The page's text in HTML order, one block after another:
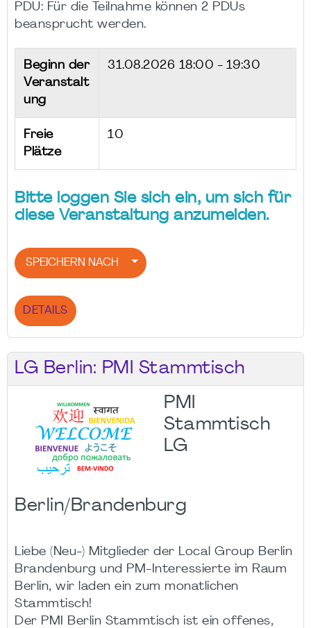
PDU: Für die Teilnahme können 2 PDUs
beansprucht werden.
Beginn der
Veranstalt
ung
31.08.2026 18:00 - 19:30
Freie
Plätze
10
Bitte loggen Sie sich ein, um sich für
diese Veranstaltung anzumelden.
SPEICHERN NACH
DETAILS
LG Berlin: PMI Stammtisch
PMI
Stammtisch
LG
Berlin/Brandenburg
Liebe (Neu-) Mitglieder der Local Group Berlin
Brandenburg und PM-Interessierte im Raum
Berlin, wir laden ein zum monatlichen
Stammtisch!
Der PMI Berlin Stammtisch ist ein offenes,